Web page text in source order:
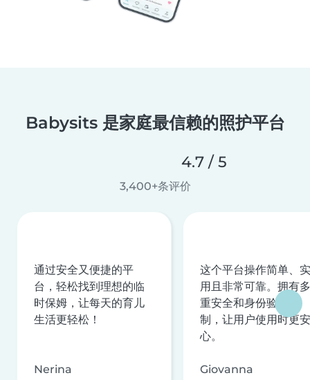
Babysits 是家庭最信赖的照护平台
4.7 / 5
3,400+条评价
通过安全又便捷的平
台，轻松找到理想的临
时保姆，让每天的育儿
生活更轻松！
Nerina
这个平台操作简单、实
用且非常可靠。拥有多
重安全和身份验证机
制，让用户使用时更安
心。
Giovanna